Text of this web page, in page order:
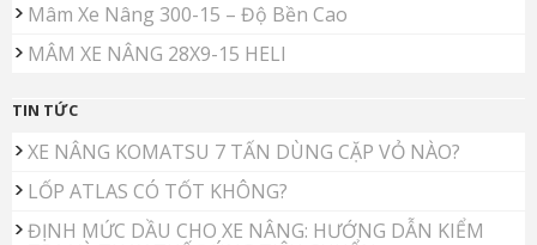
Mâm Xe Nâng 300-15 – Độ Bền Cao
MÂM XE NÂNG 28X9-15 HELI
TIN TỨC
XE NÂNG KOMATSU 7 TẤN DÙNG CẶP VỎ NÀO?
LỐP ATLAS CÓ TỐT KHÔNG?
ĐỊNH MỨC DẦU CHO XE NÂNG: HƯỚNG DẪN KIỂM